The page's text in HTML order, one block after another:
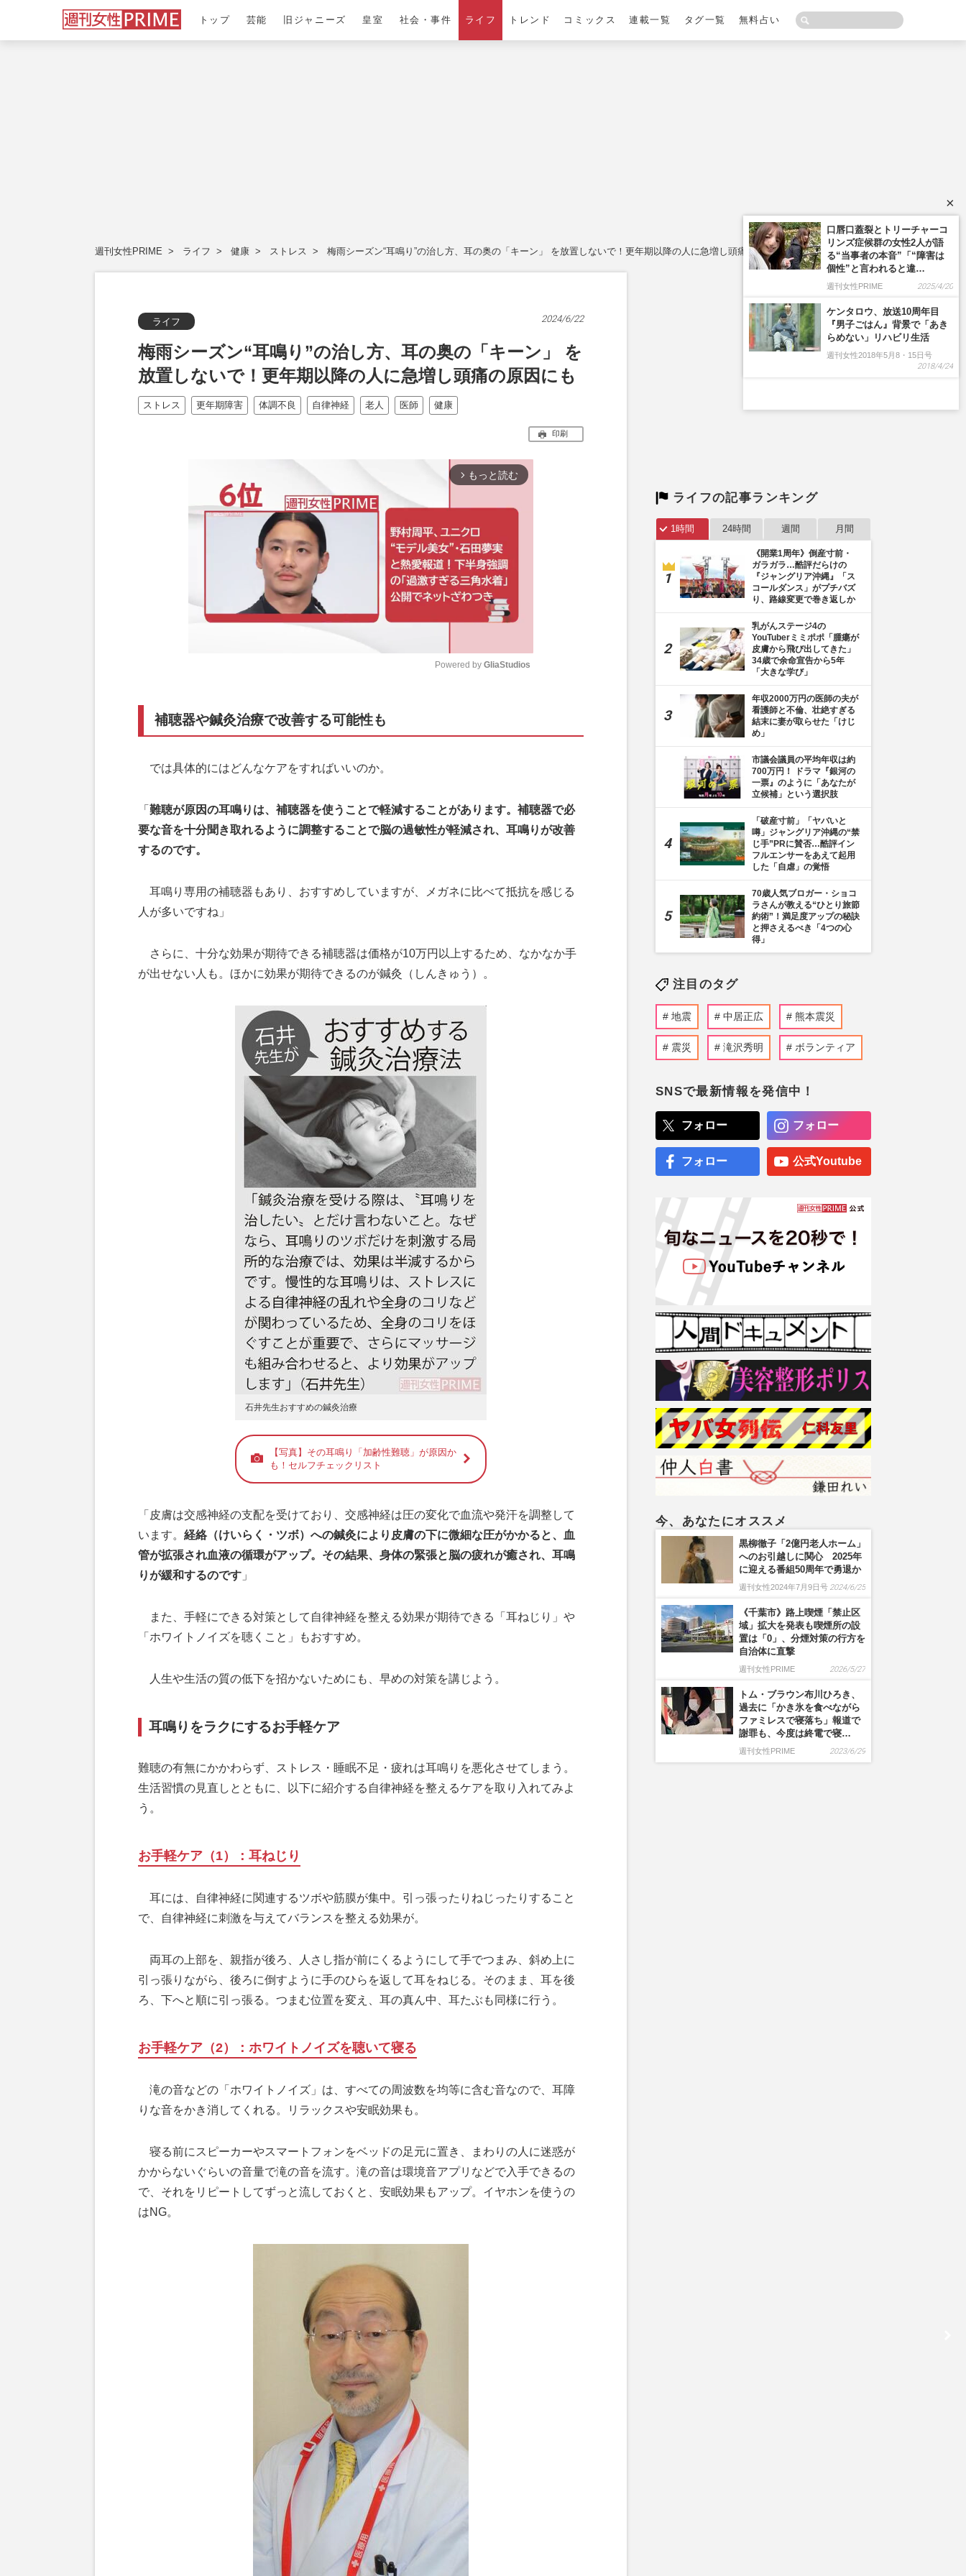
トップ 芸能 旧ジャニーズ 皇室 社会・事件 ライフ トレンド コミックス 連載一覧 タグ一覧 無料占い
週刊女性PRIME ライフ 健康 ストレス 梅雨シーズン“耳鳴り”の治し方、耳の奥の「キーン」 を放置しないで！更年期以降の人に急増し頭痛の原因にも
ライフ 2024/6/22
梅雨シーズン“耳鳴り”の治し方、耳の奥の「キーン」 を
放置しないで！更年期以降の人に急増し頭痛の原因にも
ストレス 更年期障害 体調不良 自律神経 老人 医師 健康
印刷
arrow_forward_ios もっと読む
Powered by GliaStudios
補聴器や鍼灸治療で改善する可能性も
では具体的にはどんなケアをすればいいのか。
「 難聴が原因の耳鳴りは、補聴器を使うことで軽減することがあります。補聴器で必
要な音を十分聞き取れるように調整することで脳の過敏性が軽減され、耳鳴りが改善
するのです。
耳鳴り専用の補聴器もあり、おすすめしていますが、メガネに比べて抵抗を感じる
人が多いですね」
さらに、十分な効果が期待できる補聴器は価格が10万円以上するため、なかなか手
が出せない人も。ほかに効果が期待できるのが鍼灸（しんきゅう）。
石井先生おすすめの鍼灸治療
【写真】その耳鳴り「加齢性難聴」が原因か
も！セルフチェックリスト
「皮膚は交感神経の支配を受けており、交感神経は圧の変化で血流や発汗を調整して
います。 経絡（けいらく・ツボ）への鍼灸により皮膚の下に微細な圧がかかると、血
管が拡張され血液の循環がアップ。その結果、身体の緊張と脳の疲れが癒され、耳鳴
りが緩和するのです 」
また、手軽にできる対策として自律神経を整える効果が期待できる「耳ねじり」や
「ホワイトノイズを聴くこと」もおすすめ。
人生や生活の質の低下を招かないためにも、早めの対策を講じよう。
耳鳴りをラクにするお手軽ケア
難聴の有無にかかわらず、ストレス・睡眠不足・疲れは耳鳴りを悪化させてしまう。
生活習慣の見直しとともに、以下に紹介する自律神経を整えるケアを取り入れてみよ
う。
お手軽ケア（1）：耳ねじり
耳には、自律神経に関連するツボや筋膜が集中。引っ張ったりねじったりすること
で、自律神経に刺激を与えてバランスを整える効果が。
両耳の上部を、親指が後ろ、人さし指が前にくるようにして手でつまみ、斜め上に
引っ張りながら、後ろに倒すように手のひらを返して耳をねじる。そのまま、耳を後
ろ、下へと順に引っ張る。つまむ位置を変え、耳の真ん中、耳たぶも同様に行う。
お手軽ケア（2）：ホワイトノイズを聴いて寝る
滝の音などの「ホワイトノイズ」は、すべての周波数を均等に含む音なので、耳障
りな音をかき消してくれる。リラックスや安眠効果も。
寝る前にスピーカーやスマートフォンをベッドの足元に置き、まわりの人に迷惑が
かからないぐらいの音量で滝の音を流す。滝の音は環境音アプリなどで入手できるの
で、それをリピートしてずっと流しておくと、安眠効果もアップ。イヤホンを使うの
はNG。
ライフの記事ランキング
1時間 24時間 週間 月間
《開業1周年》倒産寸前・
ガラガラ…酷評だらけの
『ジャングリア沖縄』「ス
コールダンス」がプチバズ
り、路線変更で巻き返しか
乳がんステージ4の
YouTuberミミポポ「腫瘍が
皮膚から飛び出してきた」
34歳で余命宣告から5年
「大きな学び」
年収2000万円の医師の夫が
看護師と不倫、壮絶すぎる
結末に妻が取らせた「けじ
め」
市議会議員の平均年収は約
700万円！ ドラマ『銀河の
一票』のように「あなたが
立候補」という選択肢
「破産寸前」「ヤバいと
噂」ジャングリア沖縄の“禁
じ手”PRに賛否…酷評イン
フルエンサーをあえて起用
した「自虐」の覚悟
70歳人気ブロガー・ショコ
ラさんが教える“ひとり旅節
約術”！満足度アップの秘訣
と押さえるべき「4つの心
得」
注目のタグ
地震 中居正広 熊本震災
震災 滝沢秀明 ボランティア
SNSで最新情報を発信中！
フォロー フォロー
フォロー 公式Youtube
今、あなたにオススメ
黒柳徹子「2億円老人ホーム」
へのお引越しに関心 2025年
に迎える番組50周年で勇退か
週刊女性2024年7月9日号 2024/6/25
《千葉市》路上喫煙「禁止区
域」拡大を発表も喫煙所の設
置は「0」、分煙対策の行方を
自治体に直撃
週刊女性PRIME 2026/5/27
トム・ブラウン布川ひろき、
過去に「かき氷を食べながら
ファミレスで寝落ち」報道で
謝罪も、今度は終電で寝…
週刊女性PRIME 2023/6/29
×